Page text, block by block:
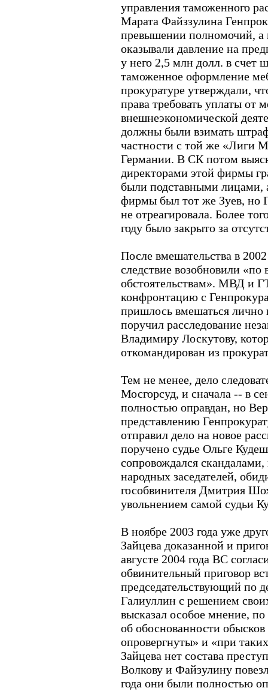
управления таможенного
Марата Файззулина
превышении полномочий, а
оказывали давление на
у него 2,5 млн долл. в счет
таможенное оформление
прокуратуре утверждали,
права требовать уплаты от
внешнеэкономической
должны были взимать
частности с той же «Лиги
Германии. В СК потом
директорами этой фирмы
были подставными лицами,
фирмы был тот же Зуев, но
не отреагировала. Более
году было закрыто за
После вмешательства в
следствие возобновили
обстоятельствам». МВД и
конфронтацию с
пришлось вмешаться
поручил расследование
Владимиру Лоскутову,
откомандирован из
Тем не менее, дело
Мосгорсуд, и сначала -- в
полностью оправдан, но
представлению
отправил дело на новое
поручено судье Ольге
сопровождался скандалами,
народных заседателей,
гособвинителя Дмитрия
увольнением самой судьи
В ноябре 2003 года уже
Зайцева доказанной и
августе 2004 года ВС
обвинительный приговор
председательствующий по
Галиуллин с решением
высказал особое мнение,
об обоснованности
опровергнуты» и «при
Зайцева нет состава
Волкову и Файзулину
года они были полностью